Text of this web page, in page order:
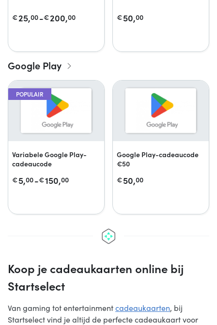
€25,00-€200,00 €50,00
Google Play
POPULAIR
Variabele Google Play-
cadeaucode
€5,00-€150,00
Google Play-cadeaucode
€50
€50,00
Koop je cadeaukaarten online bij
Startselect
Van gaming tot entertainmentcadeaukaarten, bij
Startselect vind je altijd de perfecte cadeaukaart voor